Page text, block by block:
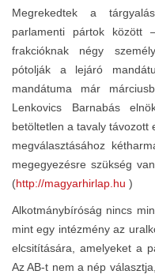
Megrekedtek a
parlamenti pártok között
frakcióknak négy
pótolják a lejáró
mandátuma már
Lenkovics Barnabás
betöltetlen a tavaly távozott
megválasztásához
megegyezésre szükség
(http://magyarhirlap.hu )
Alkotmánybíróság nincs
mint egy intézmény az
elcsitítására, amelyeket a
Az AB-t nem a nép